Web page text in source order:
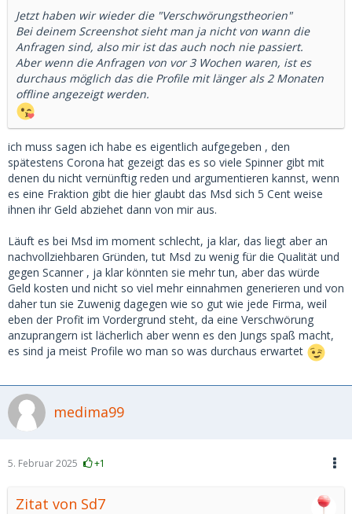
Jetzt haben wir wieder die "Verschwörungstheorien"
Bei deinem Screenshot sieht man ja nicht von wann die
Anfragen sind, also mir ist das auch noch nie passiert.
Aber wenn die Anfragen von vor 3 Wochen waren, ist es
durchaus möglich das die Profile mit länger als 2 Monaten
offline angezeigt werden.
ich muss sagen ich habe es eigentlich aufgegeben , den
spätestens Corona hat gezeigt das es so viele Spinner gibt mit
denen du nicht vernünftig reden und argumentieren kannst, wenn
es eine Fraktion gibt die hier glaubt das Msd sich 5 Cent weise
ihnen ihr Geld abziehet dann von mir aus.
Läuft es bei Msd im moment schlecht, ja klar, das liegt aber an
nachvollziehbaren Gründen, tut Msd zu wenig für die Qualität und
gegen Scanner , ja klar könnten sie mehr tun, aber das würde
Geld kosten und nicht so viel mehr einnahmen generieren und von
daher tun sie Zuwenig dagegen wie so gut wie jede Firma, weil
eben der Profit im Vordergrund steht, da eine Verschwörung
anzuprangern ist lächerlich aber wenn es den Jungs spaß macht,
es sind ja meist Profile wo man so was durchaus erwartet
medima99
5. Februar 2025 +1
Zitat von Sd7